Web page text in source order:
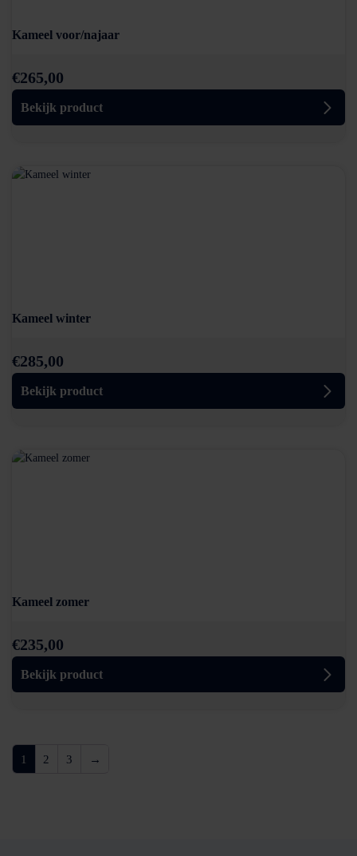
Kameel voor/najaar
€265,00
Bekijk product
Kameel winter
€285,00
Bekijk product
Kameel zomer
€235,00
Bekijk product
1 2 3 →